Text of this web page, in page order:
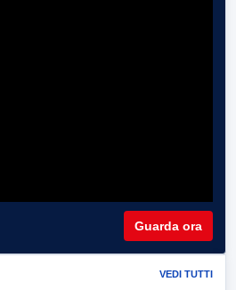
Guarda ora
VEDI TUTTI